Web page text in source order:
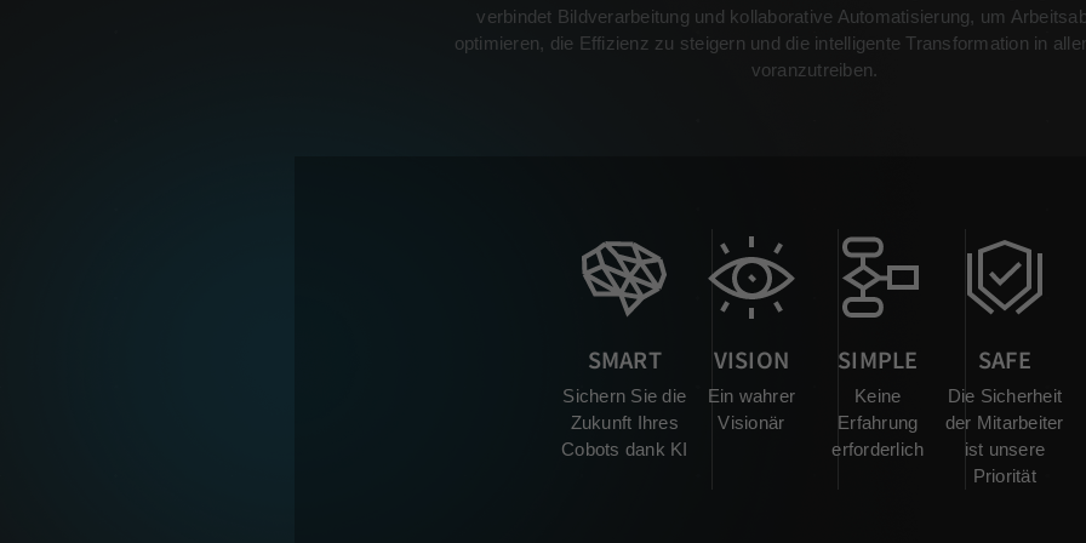
verbindet Bildverarbeitung und kollaborative Automatisierung, um
optimieren, die Effizienz zu steigern und die intelligente Transformation in
voranzutreiben.
SMART
Sichern Sie die
Zukunft Ihres
Cobots dank KI
VISION
Ein wahrer
Visionär
SIMPLE
Keine
Erfahrung
erforderlich
SAFE
Die Sicherheit
der Mitarbeiter
ist unsere
Priorität